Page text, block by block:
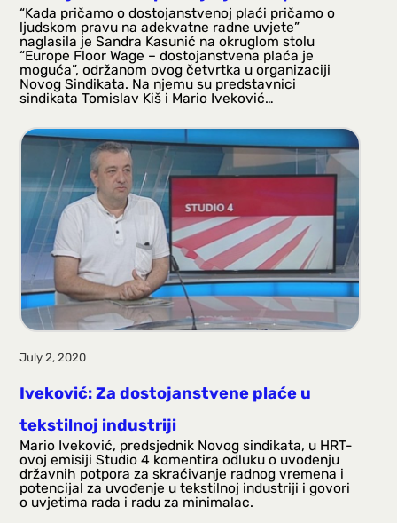
“Kada pričamo o dostojanstvenoj plaći pričamo o
ljudskom pravu na adekvatne radne uvjete”
naglasila je Sandra Kasunić na okruglom stolu
“Europe Floor Wage – dostojanstvena plaća je
moguća”, održanom ovog četvrtka u organizaciji
Novog Sindikata. Na njemu su predstavnici
sindikata Tomislav Kiš i Mario Iveković…
July 2, 2020
Iveković: Za dostojanstvene plaće u
tekstilnoj industriji
Mario Iveković, predsjednik Novog sindikata, u HRT-
ovoj emisiji Studio 4 komentira odluku o uvođenju
državnih potpora za skraćivanje radnog vremena i
potencijal za uvođenje u tekstilnoj industriji i govori
o uvjetima rada i radu za minimalac.